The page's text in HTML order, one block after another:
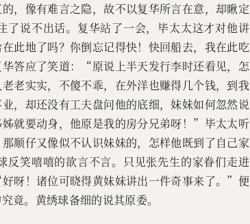
，像有难言之隐，故不以复华所言在意，却瞅定
了说不出话。复华站了一会，毕太太这才对他讲
此地了吗？你倒忘记得快！快回船去，我在此吃
答应了笑道：“原说上半天发行李时还看见，怎
老实实，不傻不乖，在外洋也赚得几个钱，到我
，却还没有工夫盘问他的底细，妹妹如何忽然说
就要动身，他原是我的房分兄弟呀！”毕太太听
顺仔又像似不认识妹妹的，怎样他既到了自己家
笑嘻嘻的欲言不言。只见张先生的家眷们走进
呀！诸位可晓得黄妹妹讲出一件奇事来了。”便
竟。黄绣球备细的说其原委。